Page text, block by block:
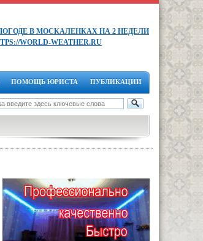
В МОСКАЛЕНКАХ НА 2 НЕДЕЛИ
WORLD-WEATHER.RU
ПОМОЩЬ ЮРИСТА ПУБЛИКАЦИИ